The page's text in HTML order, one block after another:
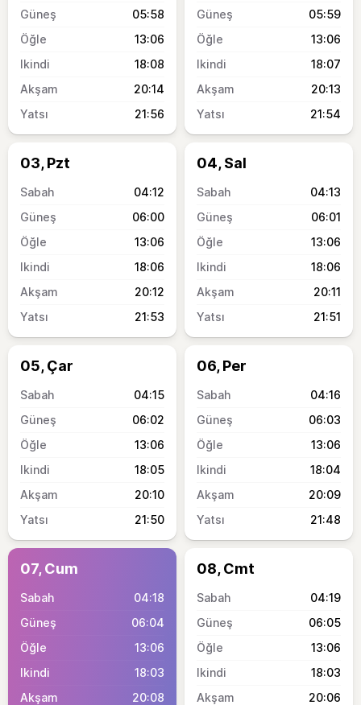
05:58
13:06
18:08
20:14
21:56
05:59
13:06
18:07
20:13
21:54
03, Pzt
04:12
06:00
13:06
18:06
20:12
21:53
04, Sal
04:13
06:01
13:06
18:06
20:11
21:51
05, Çar
04:15
06:02
13:06
18:05
20:10
21:50
06, Per
04:16
06:03
13:06
18:04
20:09
21:48
07, Cum
04:18
06:04
13:06
18:03
20:08
08, Cmt
04:19
06:05
13:06
18:03
20:06